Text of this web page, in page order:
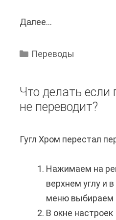
а
а
?
M
W
o
d
Далее...
ж
л
и
е
е
в
е
с
Переводы
Что делать если
не переводит?
Гугл Хром перестал
Нажимаем на
верхнем углу и
меню выбираем
В окне настроек